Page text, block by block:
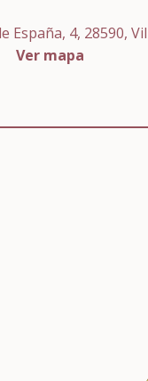
España, 4, 28590,
Ver mapa